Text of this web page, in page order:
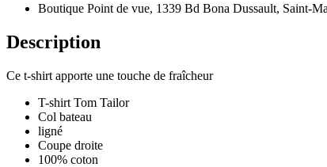
Boutique Point de vue, 1339 Bd Bona Dussault, Saint-
Description
Ce t-shirt apporte une touche de fraîcheur
T-shirt Tom Tailor
Col bateau
ligné
Coupe droite
100% coton